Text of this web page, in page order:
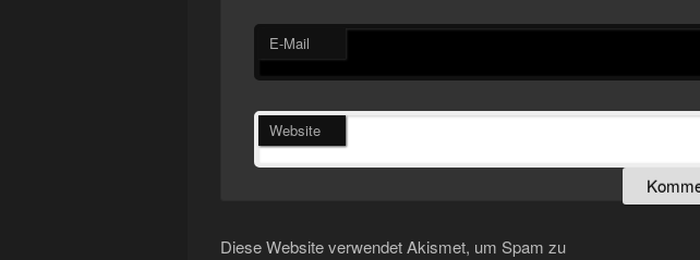
E-Mail
Website
Diese Website verwendet Akismet, um Spam zu